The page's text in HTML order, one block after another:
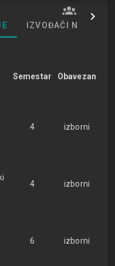
IZVOĐAČI NASTAVE
Semestar Obavezan
4 izborni
4 izborni
6 izborni